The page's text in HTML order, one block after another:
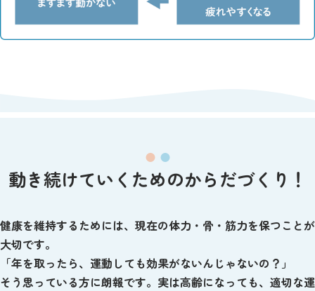
動き続けていくためのからだづくり！
健康を維持するためには、現在の体力・骨・筋力を保つことが
大切です。
「年を取ったら、運動しても効果がないんじゃないの？」
そう思っている方に朗報です。実は高齢になっても、適切な運